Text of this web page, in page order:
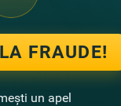
FRAUDE!
un apel